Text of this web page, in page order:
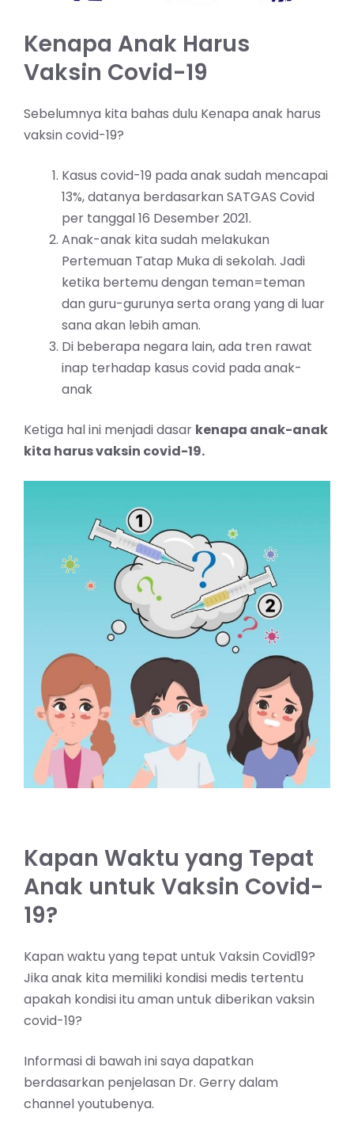
Kenapa Anak Harus
Vaksin Covid-19
Sebelumnya kita bahas dulu Kenapa anak harus
vaksin covid-19?
Kasus covid-19 pada anak sudah mencapai
13%, datanya berdasarkan SATGAS Covid
per tanggal 16 Desember 2021.
Anak-anak kita sudah melakukan
Pertemuan Tatap Muka di sekolah. Jadi
ketika bertemu dengan teman=teman
dan guru-gurunya serta orang yang di luar
sana akan lebih aman.
Di beberapa negara lain, ada tren rawat
inap terhadap kasus covid pada anak-
anak
Ketiga hal ini menjadi dasar kenapa anak-anak
kita harus vaksin covid-19.
Kapan Waktu yang Tepat
Anak untuk Vaksin Covid-
19?
Kapan waktu yang tepat untuk Vaksin Covid19?
Jika anak kita memiliki kondisi medis tertentu
apakah kondisi itu aman untuk diberikan vaksin
covid-19?
Informasi di bawah ini saya dapatkan
berdasarkan penjelasan Dr. Gerry dalam
channel youtubenya.